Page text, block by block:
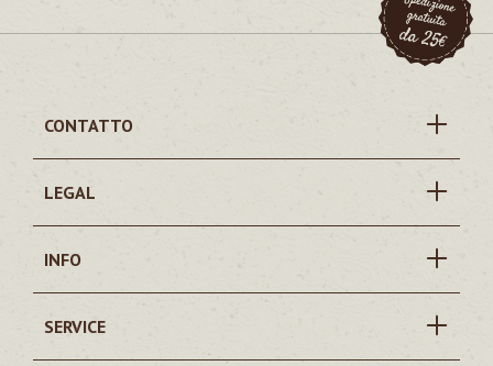
CONTATTO
LEGAL
INFO
SERVICE